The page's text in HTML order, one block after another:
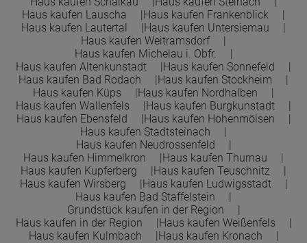
Haus kaufen Lauscha
Haus kaufen Frankenblick
Haus kaufen Lautertal
Haus kaufen Untersiemau
Haus kaufen Weitramsdorf
Haus kaufen Michelau i. Obfr.
Haus kaufen Altenkunstadt
Haus kaufen Sonnefeld
Haus kaufen Bad Rodach
Haus kaufen Stockheim
Haus kaufen Küps
Haus kaufen Nordhalben
Haus kaufen Wallenfels
Haus kaufen Burgkunstadt
Haus kaufen Ebensfeld
Haus kaufen Hohenmölsen
Haus kaufen Stadtsteinach
Haus kaufen Neudrossenfeld
Haus kaufen Himmelkron
Haus kaufen Thurnau
Haus kaufen Kupferberg
Haus kaufen Teuschnitz
Haus kaufen Wirsberg
Haus kaufen Ludwigsstadt
Haus kaufen Bad Staffelstein
Grundstück kaufen in der Region
Haus kaufen in der Region
Haus kaufen Weißenfels
Haus kaufen Kulmbach
Haus kaufen Kronach